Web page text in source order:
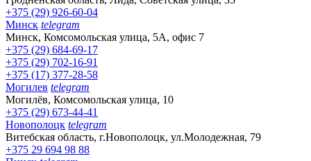
+375 (29) 926-60-04
Минск telegram
Минск, Комсомольская улица, 5А, офис 7
+375 (29) 684-69-17
+375 (29) 702-16-91
+375 (17) 377-28-58
Могилев telegram
Могилёв, Комсомольская улица, 10
+375 (29) 673-44-41
Новополоцк telegram
Витебская область, г.Новополоцк, ул.Молодежная, 79
+375 29 694 98 88